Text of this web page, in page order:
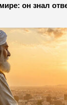
он знал